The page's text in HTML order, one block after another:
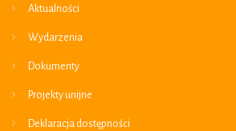
Aktualności
Wydarzenia
Dokumenty
Projekty unijne
Deklaracja dostępności